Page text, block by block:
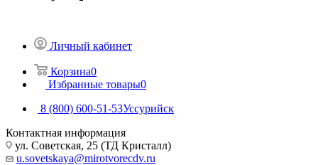
Личный кабинет
Корзина0
Избранные товары0
8 (800) 600-51-53Уссурийск
Контактная информация
ул. Советская, 25 (ТД Кристалл)
u.sovetskaya@mirotvorecdv.ru